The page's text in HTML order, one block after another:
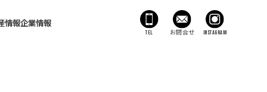
情報企業情報
TEL お問合せ Instagram